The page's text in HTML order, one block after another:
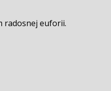
radosnej euforii.